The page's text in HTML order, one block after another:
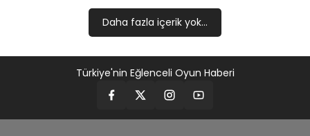
Daha fazla içerik yok...
Türkiye'nin Eğlenceli Oyun Haberi